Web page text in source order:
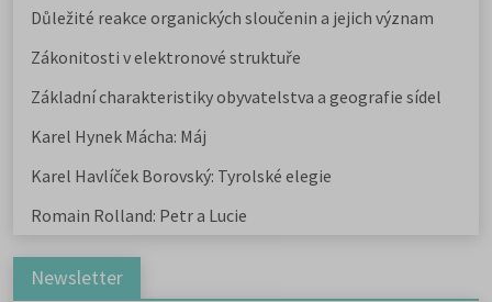
Důležité reakce organických sloučenin a jejich význam
Zákonitosti v elektronové struktuře
Základní charakteristiky obyvatelstva a geografie sídel
Karel Hynek Mácha: Máj
Karel Havlíček Borovský: Tyrolské elegie
Romain Rolland: Petr a Lucie
Newsletter